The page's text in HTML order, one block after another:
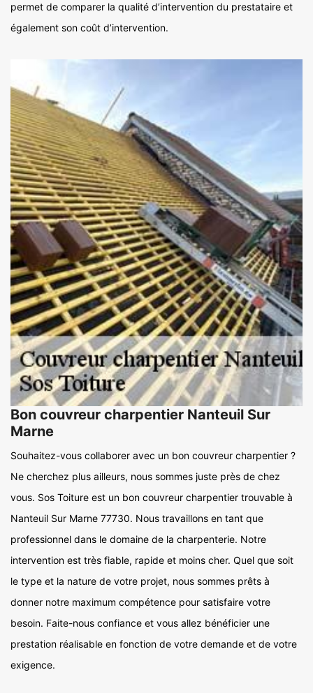
permet de comparer la qualité d’intervention du prestataire et
également son coût d’intervention.
Bon couvreur charpentier Nanteuil Sur
Marne
Souhaitez-vous collaborer avec un bon couvreur charpentier ?
Ne cherchez plus ailleurs, nous sommes juste près de chez
vous. Sos Toiture est un bon couvreur charpentier trouvable à
Nanteuil Sur Marne 77730. Nous travaillons en tant que
professionnel dans le domaine de la charpenterie. Notre
intervention est très fiable, rapide et moins cher. Quel que soit
le type et la nature de votre projet, nous sommes prêts à
donner notre maximum compétence pour satisfaire votre
besoin. Faite-nous confiance et vous allez bénéficier une
prestation réalisable en fonction de votre demande et de votre
exigence.